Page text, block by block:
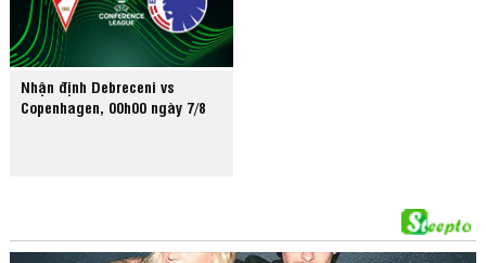
Nhận định Debreceni vs
Copenhagen, 00h00 ngày 7/8